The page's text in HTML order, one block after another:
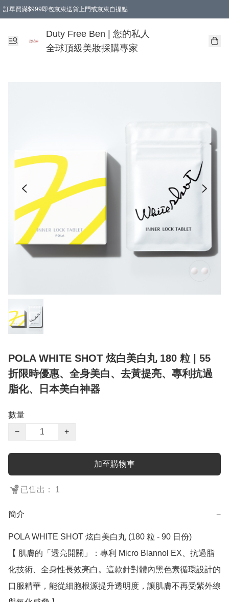
訂單買滿$999即包京東送貨上門或京東自提點
Duty Free Ben | 您的私人
全球頂級美妝採購專家
POLA WHITE SHOT 炫白美白丸 180 粒 | 55
折限時優惠、全身美白、去黃提亮、專利抗過
脂化、日本美白神器
數量
−
+
加至購物車
已售出： 1
簡介 −
POLA WHITE SHOT 炫白美白丸 (180 粒 - 90 日份)
【 肌膚的「透亮開關」：專利 Micro Blannol EX、抗過脂
化技術、全身性長效亮白。這款針對體內黑色素循環設計的
口服精華，能從細胞根源提升透明度，讓肌膚不再受紫外線